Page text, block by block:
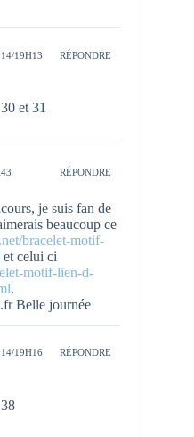
19H13 RÉPONDRE
et 31
RÉPONDRE
je suis fan de
beaucoup ce
bracelet-motif-
et celui ci
motif-lien-d-
.
Belle journée
19H16 RÉPONDRE